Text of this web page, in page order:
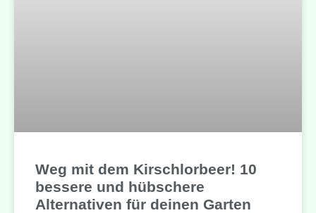
Weg mit dem Kirschlorbeer! 10
bessere und hübschere
Alternativen für deinen Garten